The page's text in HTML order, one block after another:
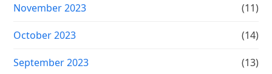
November 2023 (11)
October 2023 (14)
September 2023 (13)